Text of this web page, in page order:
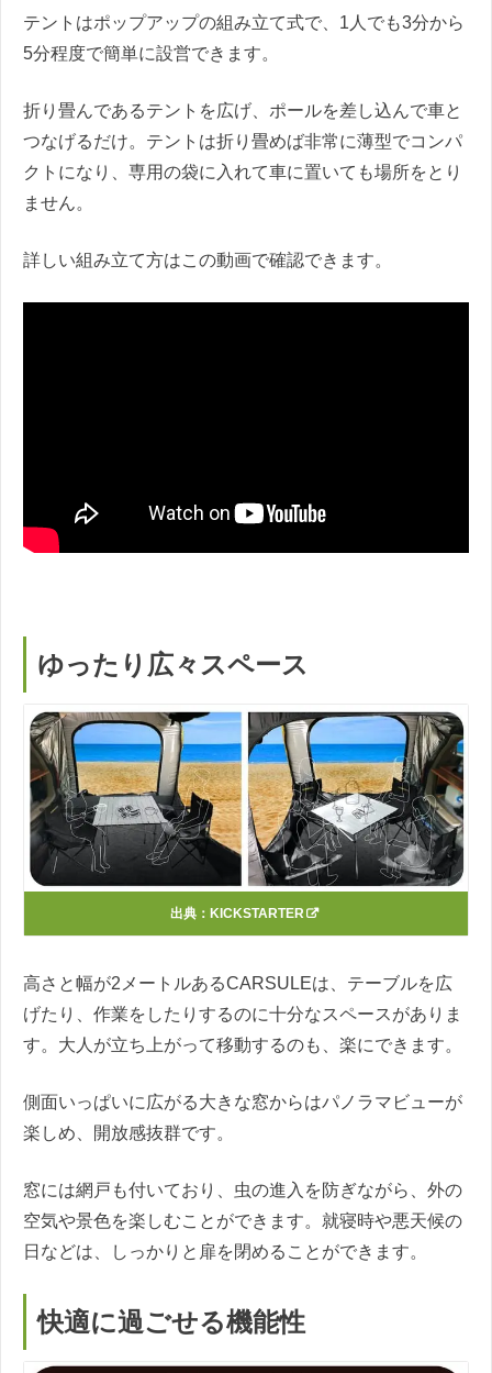
テントはポップアップの組み立て式で、1人でも3分から
5分程度で簡単に設営できます。
折り畳んであるテントを広げ、ポールを差し込んで車と
つなげるだけ。テントは折り畳めば非常に薄型でコンパ
クトになり、専用の袋に入れて車に置いても場所をとり
ません。
詳しい組み立て方はこの動画で確認できます。
ゆったり広々スペース
出典： KICKSTARTER
高さと幅が2メートルあるCARSULEは、テーブルを広
げたり、作業をしたりするのに十分なスペースがありま
す。大人が立ち上がって移動するのも、楽にできます。
側面いっぱいに広がる大きな窓からはパノラマビューが
楽しめ、開放感抜群です。
窓には網戸も付いており、虫の進入を防ぎながら、外の
空気や景色を楽しむことができます。就寝時や悪天候の
日などは、しっかりと扉を閉めることができます。
快適に過ごせる機能性